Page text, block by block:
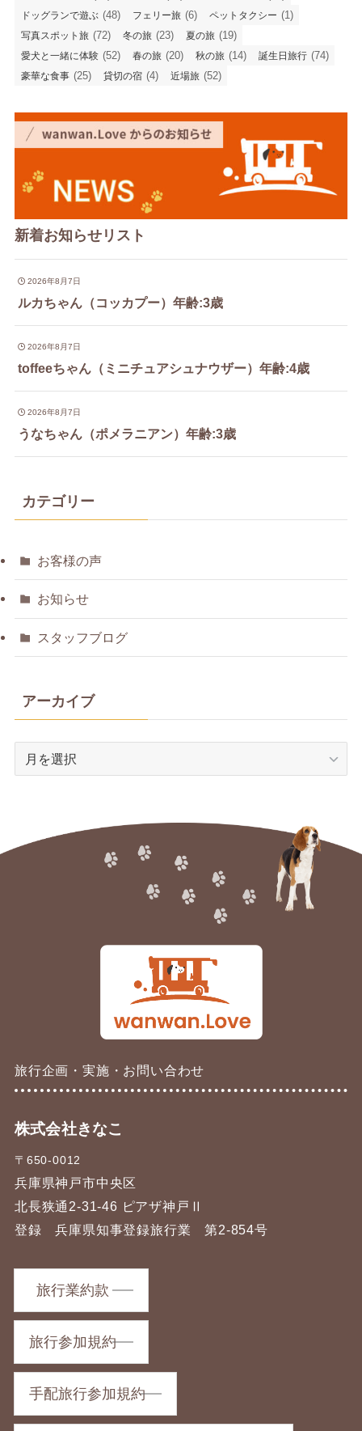
ドッグランで遊ぶ (48) フェリー旅 (6) ペットタクシー (1)
写真スポット旅 (72) 冬の旅 (23) 夏の旅 (19)
愛犬と一緒に体験 (52) 春の旅 (20) 秋の旅 (14) 誕生日旅行 (74)
豪華な食事 (25) 貸切の宿 (4) 近場旅 (52)
新着お知らせリスト
2026年8月7日
ルカちゃん（コッカプー）年齢:3歳
2026年8月7日
toffeeちゃん（ミニチュアシュナウザー）年齢:4歳
2026年8月7日
うなちゃん（ポメラニアン）年齢:3歳
カテゴリー
お客様の声
お知らせ
スタッフブログ
アーカイブ
旅行企画・実施・お問い合わせ
株式会社きなこ
〒650-0012
兵庫県神戸市中央区
北長狭通2-31-46 ピアザ神戸Ⅱ
登録 兵庫県知事登録旅行業 第2-854号
旅行業約款
旅行参加規約
手配旅行参加規約